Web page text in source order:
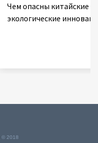
Чем опасны китайские
экологические
© 2018